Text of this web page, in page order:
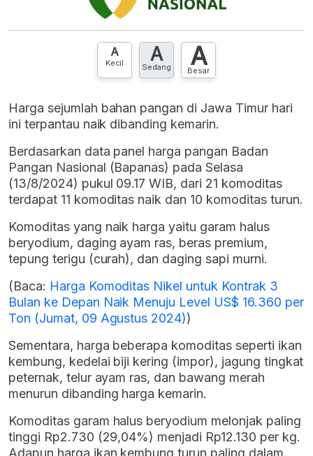
A
Kecil A
Sedang A
Besar
Harga sejumlah bahan pangan di Jawa Timur hari
ini terpantau naik dibanding kemarin.
Berdasarkan data panel harga pangan Badan
Pangan Nasional (Bapanas) pada Selasa
(13/8/2024) pukul 09.17 WIB, dari 21 komoditas
terdapat 11 komoditas naik dan 10 komoditas turun.
Komoditas yang naik harga yaitu garam halus
beryodium, daging ayam ras, beras premium,
tepung terigu (curah), dan daging sapi murni.
(Baca: Harga Komoditas Nikel untuk Kontrak 3
Bulan ke Depan Naik Menuju Level US$ 16.360 per
Ton (Jumat, 09 Agustus 2024))
Sementara, harga beberapa komoditas seperti ikan
kembung, kedelai biji kering (impor), jagung tingkat
peternak, telur ayam ras, dan bawang merah
menurun dibanding harga kemarin.
Komoditas garam halus beryodium melonjak paling
tinggi Rp2.730 (29,04%) menjadi Rp12.130 per kg.
Adapun harga ikan kembung turun paling dalam